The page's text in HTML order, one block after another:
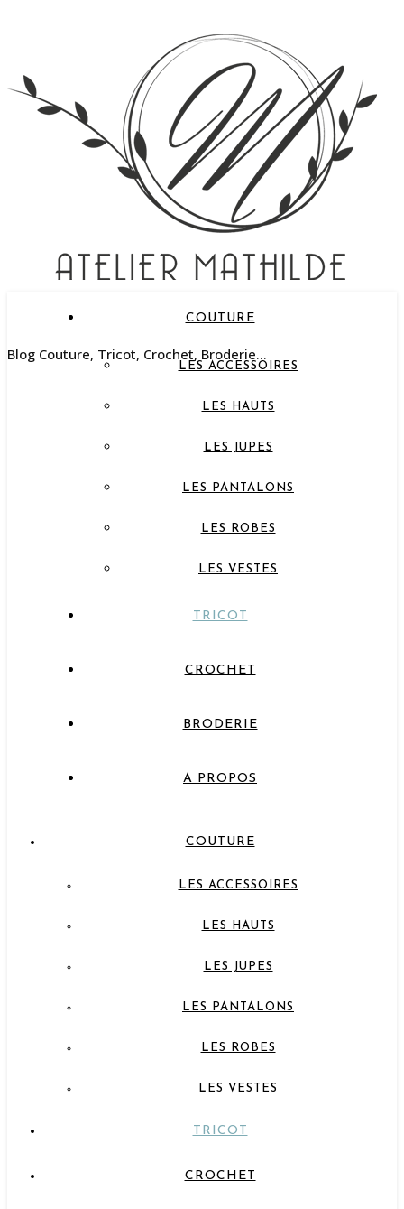
Blog Couture, Tricot, Crochet, Broderie…
COUTURE
LES ACCESSOIRES
LES HAUTS
LES JUPES
LES PANTALONS
LES ROBES
LES VESTES
TRICOT
CROCHET
BRODERIE
A PROPOS
COUTURE
LES ACCESSOIRES
LES HAUTS
LES JUPES
LES PANTALONS
LES ROBES
LES VESTES
TRICOT
CROCHET